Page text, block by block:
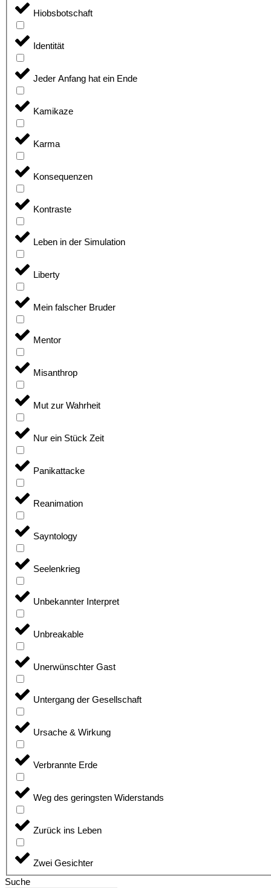
Hiobsbotschaft
Identität
Jeder Anfang hat ein Ende
Kamikaze
Karma
Konsequenzen
Kontraste
Leben in der Simulation
Liberty
Mein falscher Bruder
Mentor
Misanthrop
Mut zur Wahrheit
Nur ein Stück Zeit
Panikattacke
Reanimation
Sayntology
Seelenkrieg
Unbekannter Interpret
Unbreakable
Unerwünschter Gast
Untergang der Gesellschaft
Ursache & Wirkung
Verbrannte Erde
Weg des geringsten Widerstands
Zurück ins Leben
Zwei Gesichter
Suche